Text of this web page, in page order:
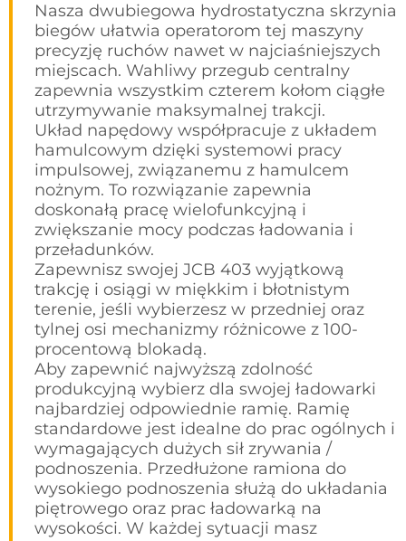
Nasza dwubiegowa hydrostatyczna skrzynia
biegów ułatwia operatorom tej maszyny
precyzję ruchów nawet w najciaśniejszych
miejscach. Wahliwy przegub centralny
zapewnia wszystkim czterem kołom ciągłe
utrzymywanie maksymalnej trakcji.
Układ napędowy współpracuje z układem
hamulcowym dzięki systemowi pracy
impulsowej, związanemu z hamulcem
nożnym. To rozwiązanie zapewnia
doskonałą pracę wielofunkcyjną i
zwiększanie mocy podczas ładowania i
przeładunków.
Zapewnisz swojej JCB 403 wyjątkową
trakcję i osiągi w miękkim i błotnistym
terenie, jeśli wybierzesz w przedniej oraz
tylnej osi mechanizmy różnicowe z 100-
procentową blokadą.
Aby zapewnić najwyższą zdolność
produkcyjną wybierz dla swojej ładowarki
najbardziej odpowiednie ramię. Ramię
standardowe jest idealne do prac ogólnych i
wymagających dużych sił zrywania /
podnoszenia. Przedłużone ramiona do
wysokiego podnoszenia służą do układania
piętrowego oraz prac ładowarką na
wysokości. W każdej sytuacji masz